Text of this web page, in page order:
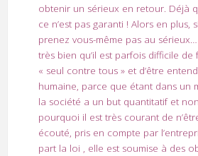
obtenir un sérieux en retour. Déjà
ce n’est pas garanti ! Alors en plus,
prenez vous-même pas au
très bien qu’il est parfois difficile de
« seul contre tous » et d’être
humaine, parce que étant dans un
la société a un but quantitatif et
pourquoi il est très courant de
écouté, pris en compte par
part la loi , elle est soumise à des